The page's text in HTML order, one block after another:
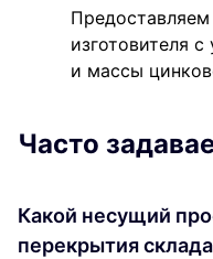
Предоставляем
изготовителя
и массы
Часто
Какой несущий
перекрытия